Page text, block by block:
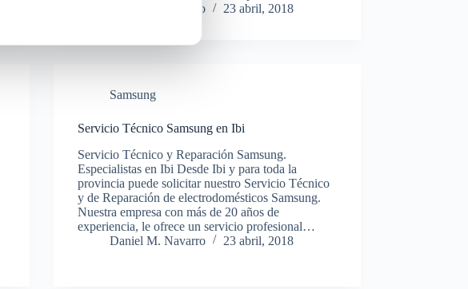
Daniel M. Navarro
23 abril, 2018
Samsung
Servicio Técnico Samsung en Ibi
Servicio Técnico y Reparación Samsung.
Especialistas en Ibi Desde Ibi y para toda la
provincia puede solicitar nuestro Servicio Técnico
y de Reparación de electrodomésticos Samsung.
Nuestra empresa con más de 20 años de
experiencia, le ofrece un servicio profesional…
Daniel M. Navarro
23 abril, 2018